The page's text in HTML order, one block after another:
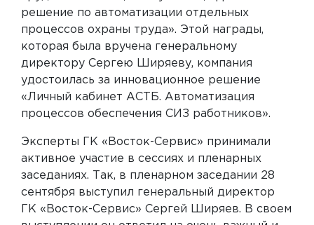
решение по автоматизации отдельных
процессов охраны труда». Этой награды,
которая была вручена генеральному
директору Сергею Ширяеву, компания
удостоилась за инновационное решение
«Личный кабинет АСТБ. Автоматизация
процессов обеспечения СИЗ работников».
Эксперты ГК «Восток-Сервис» принимали
активное участие в сессиях и пленарных
заседаниях. Так, в пленарном заседании 28
сентября выступил генеральный директор
ГК «Восток-Сервис» Сергей Ширяев. В своем